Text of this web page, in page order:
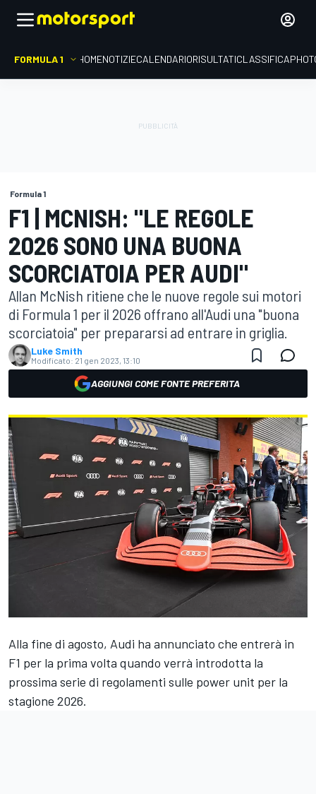
FORMULA 1 HOMENOTIZIECALENDARIORISULTATICLASSIFICA
Formula 1
F1 | MCNISH: "LE REGOLE
2026 SONO UNA BUONA
SCORCIATOIA PER AUDI"
Allan McNish ritiene che le nuove regole sui motori
di Formula 1 per il 2026 offrano all'Audi una "buona
scorciatoia" per prepararsi ad entrare in griglia.
Luke Smith
Modificato: 21 gen 2023, 13:10
AGGIUNGI COME FONTE PREFERITA
Alla fine di agosto, Audi ha annunciato che entrerà in
F1 per la prima volta quando verrà introdotta la
prossima serie di regolamenti sulle power unit per la
stagione 2026.